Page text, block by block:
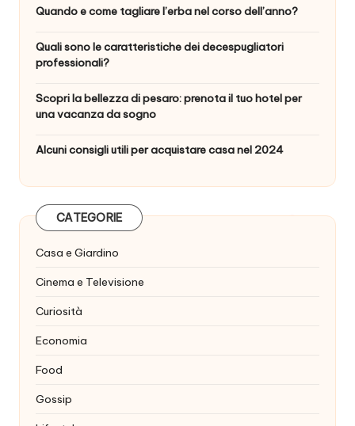
Quando e come tagliare l’erba nel corso dell’anno?
Quali sono le caratteristiche dei decespugliatori
professionali?
Scopri la bellezza di pesaro: prenota il tuo hotel per
una vacanza da sogno
Alcuni consigli utili per acquistare casa nel 2024
CATEGORIE
Casa e Giardino
Cinema e Televisione
Curiosità
Economia
Food
Gossip